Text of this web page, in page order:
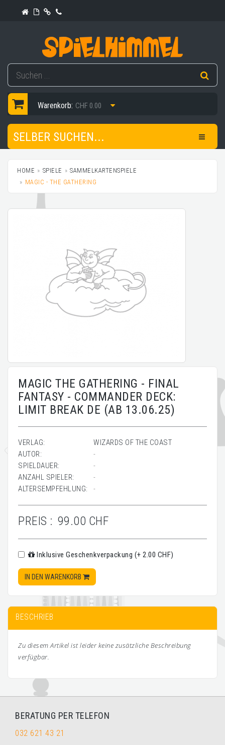
Warenkorb: CHF 0.00
SELBER SUCHEN...
HOME SPIELE
SAMMELKARTENSPIELE
MAGIC - THE GATHERING
MAGIC THE GATHERING - FINAL
FANTASY - COMMANDER DECK:
LIMIT BREAK DE (AB 13.06.25)
VERLAG:
WIZARDS OF THE COAST
AUTOR:
-
SPIELDAUER:
-
ANZAHL SPIELER:
-
ALTERSEMPFEHLUNG:
-
PREIS : 99.00 CHF
Inklusive Geschenkverpackung (+ 2.00 CHF)
IN DEN WARENKORB
BESCHRIEB
Zu diesem Artikel ist leider keine zusätzliche Beschreibung
verfügbar.
BERATUNG PER TELEFON
032 621 43 21